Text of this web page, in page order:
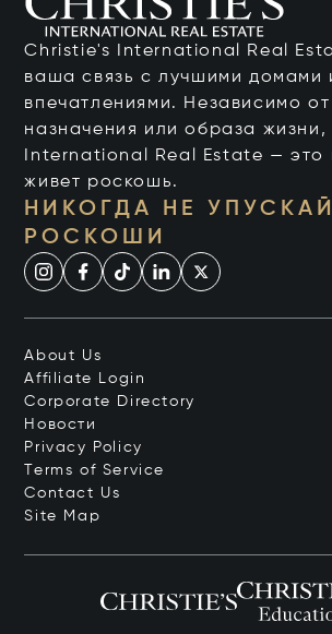
Christie's International Real
ваша связь с лучшими домами
впечатлениями. Независимо от
назначения или образа жизни,
International Real Estate — это
живет роскошь.
НИКОГДА НЕ
РОСКОШИ
About Us
Affiliate Login
Corporate Directory
Новости
Privacy Policy
Terms of Service
Contact Us
Site Map